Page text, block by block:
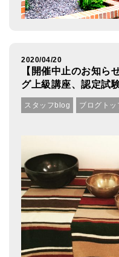
2020/04/20
【開催中止のお知ら
グ上級講座、認定試
スタッフblog ブログトッ